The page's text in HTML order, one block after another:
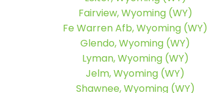
Fairview, Wyoming (WY)
Fe Warren Afb, Wyoming (WY)
Glendo, Wyoming (WY)
Lyman, Wyoming (WY)
Jelm, Wyoming (WY)
Shawnee, Wyoming (WY)